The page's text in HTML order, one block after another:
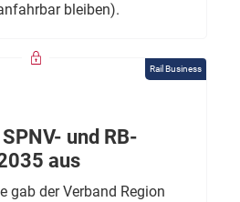
bleiben).
Rail Business
und RB-
aus
gab der Verband Region